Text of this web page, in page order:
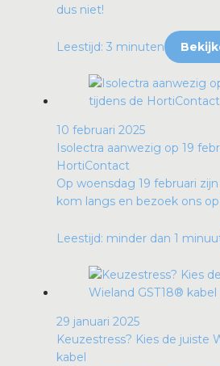
dus niet!
Leestijd: 3 minuten
10 februari 2025
Isolectra aanwezig op 19
HortiContact
Op woensdag 19 februari
kom langs en bezoek ons
Leestijd: minder dan 1
29 januari 2025
Keuzestress? Kies de juiste
kabel